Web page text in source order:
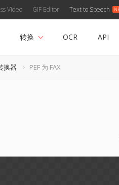
Video GIF Editor Text to Speech
转换 OCR API
换器 PEF 为 FAX